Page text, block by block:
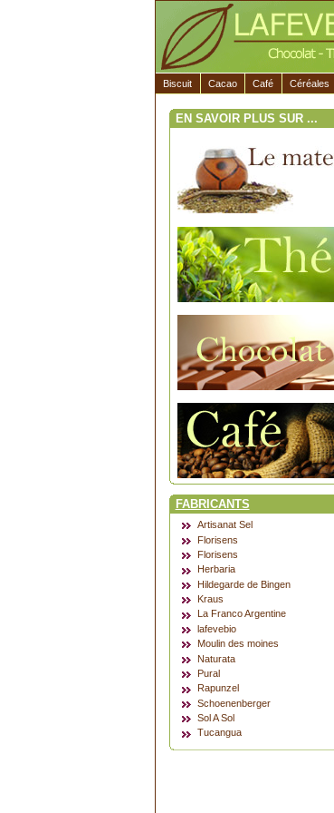
Biscuit Cacao Café Céréales
EN SAVOIR PLUS SUR ...
FABRICANTS
Artisanat Sel
Florisens
Florisens
Herbaria
Hildegarde de Bingen
Kraus
La Franco Argentine
lafevebio
Moulin des moines
Naturata
Pural
Rapunzel
Schoenenberger
Sol A Sol
Tucangua